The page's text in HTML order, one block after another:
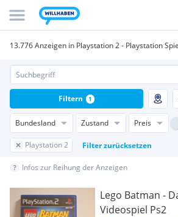
13.776 Anzeigen in Playstation 2 - Playstation
Bundesland Zustand Preis
Playstation 2 Filter zurücksetzen
Filtern 1
Infos zur Reihung der Anzeigen
Lego Batman -
Videospiel Ps2